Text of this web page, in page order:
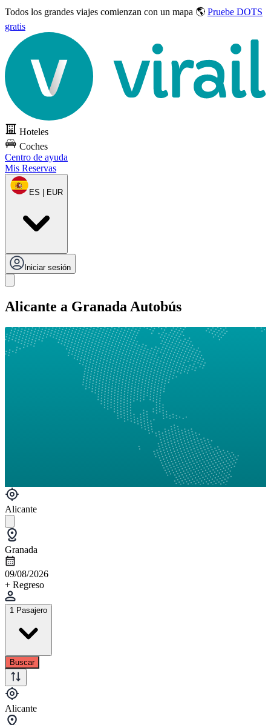
Todos los grandes viajes comienzan con un mapa 🌎 Pruebe DOTS
gratis
Hoteles
Coches
Centro de ayuda
Mis Reservas
ES | EUR
Iniciar sesión
Alicante a Granada Autobús
Alicante
Granada
09/08/2026
+ Regreso
1 Pasajero
Buscar
Alicante